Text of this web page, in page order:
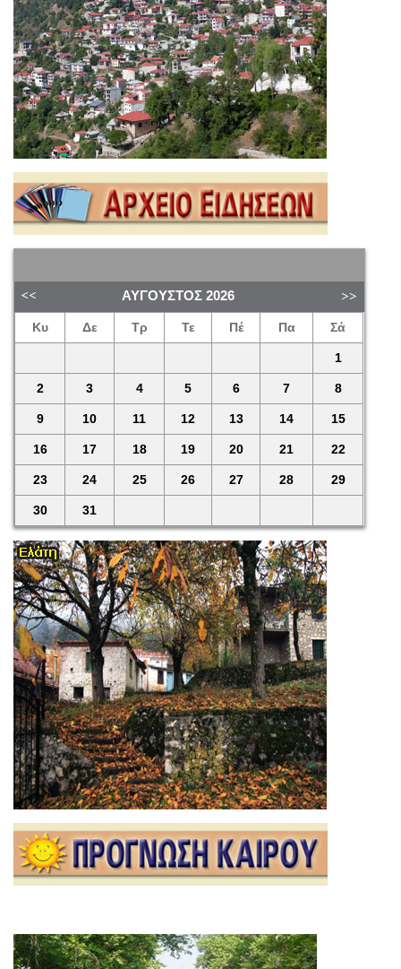
ΑΎΓΟΥΣΤΟΣ 2026
Κυ Δε Τρ Τε Πέ Πα Σά
1
2 3 4 5 6 7 8
9 10 11 12 13 14 15
16 17 18 19 20 21 22
23 24 25 26 27 28 29
30 31